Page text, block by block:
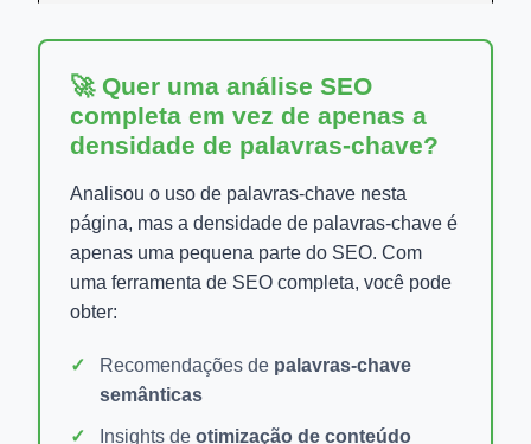
🚀 Quer uma análise SEO
completa em vez de apenas a
densidade de palavras-chave?
Analisou o uso de palavras-chave nesta
página, mas a densidade de palavras-chave é
apenas uma pequena parte do SEO. Com
uma ferramenta de SEO completa, você pode
obter:
Recomendações de palavras-chave
semânticas
Insights de otimização de conteúdo